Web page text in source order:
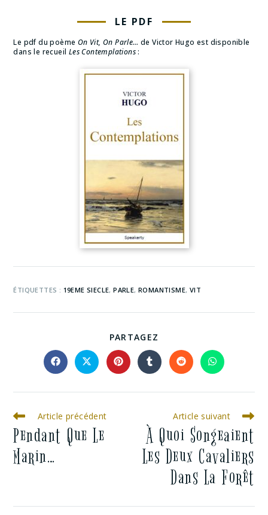
LE PDF
Le pdf du poème On Vit, On Parle… de Victor Hugo est disponible
dans le recueil Les Contemplations:
ÉTIQUETTES : 19EME SIECLE, PARLE, ROMANTISME, VIT
PARTAGEZ
Article précédent
Pendant Que Le
Marin…
Article suivant
À Quoi Songeaient
Les Deux Cavaliers
Dans La Forêt